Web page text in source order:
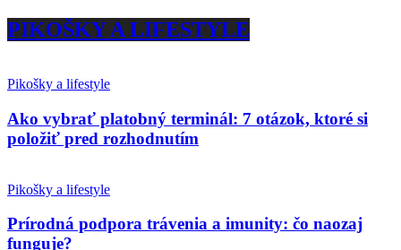
PIKOŠKY A LIFESTYLE
Pikošky a lifestyle
Ako vybrať platobný terminál: 7 otázok, ktoré si
položiť pred rozhodnutím
Pikošky a lifestyle
Prírodná podpora trávenia a imunity: čo naozaj
funguje?